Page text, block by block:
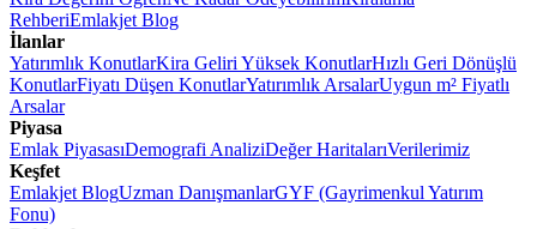
RehberiEmlakjet Blog
İlanlar
Yatırımlık KonutlarKira Geliri Yüksek KonutlarHızlı Geri Dönüşlü
KonutlarFiyatı Düşen KonutlarYatırımlık ArsalarUygun m² Fiyatlı
Arsalar
Piyasa
Emlak PiyasasıDemografi AnaliziDeğer HaritalarıVerilerimiz
Keşfet
Emlakjet BlogUzman DanışmanlarGYF (Gayrimenkul Yatırım
Fonu)